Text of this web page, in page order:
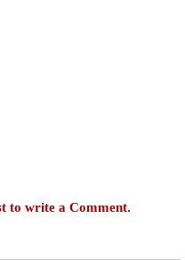
to write a Comment.